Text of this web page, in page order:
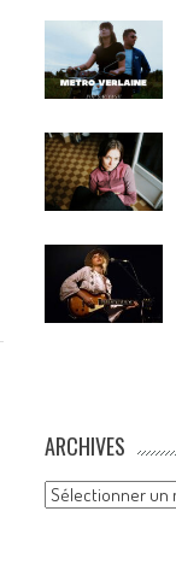
ARCHIVES
Archives